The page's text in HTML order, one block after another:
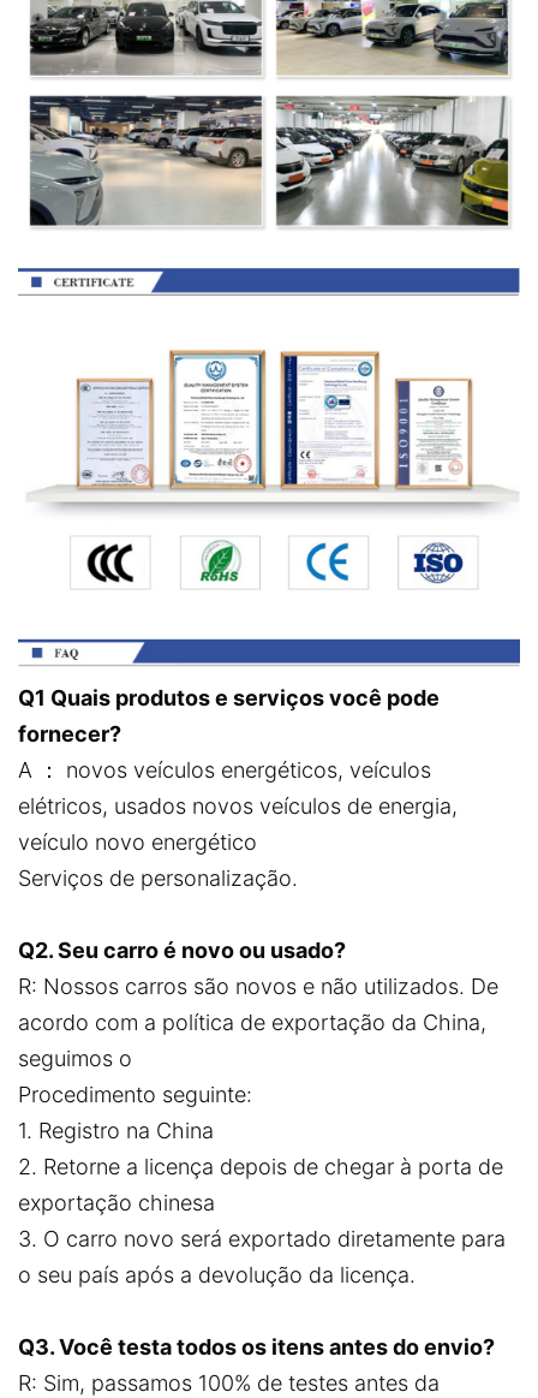
Q1 Quais produtos e serviços você pode
fornecer?
A ： novos veículos energéticos, veículos
elétricos, usados novos veículos de energia,
veículo novo energético
Serviços de personalização.
Q2. Seu carro é novo ou usado?
R: Nossos carros são novos e não utilizados. De
acordo com a política de exportação da China,
seguimos o
Procedimento seguinte:
1. Registro na China
2. Retorne a licença depois de chegar à porta de
exportação chinesa
3. O carro novo será exportado diretamente para
o seu país após a devolução da licença.
Q3. Você testa todos os itens antes do envio?
R: Sim, passamos 100% de testes antes da